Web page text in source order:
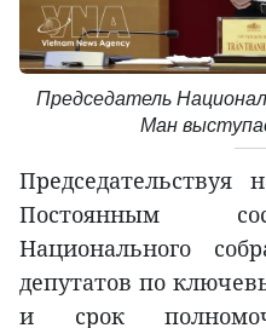
Председатель
Ман
Постоянным
Национального
депутатов по
и срок